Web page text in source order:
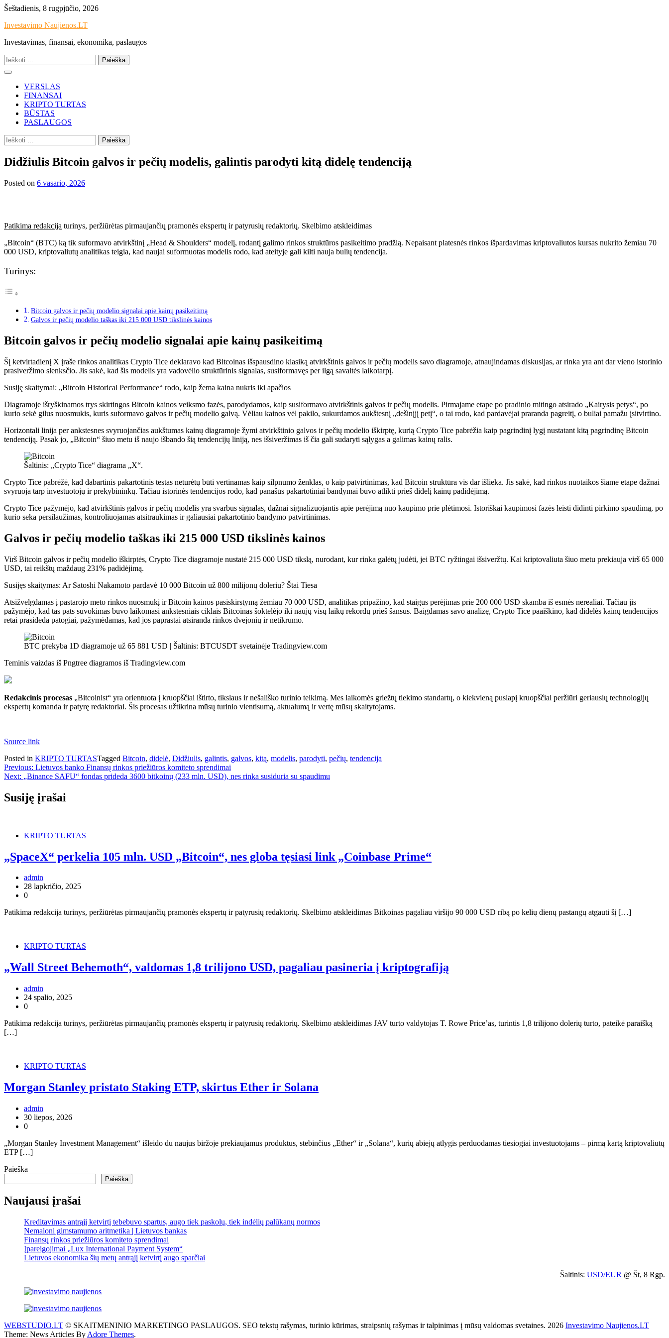
Skip
content
Šeštadienis, 8 rugpjūčio, 2026
Investavimo Naujienos.LT
Investavimas, finansai, ekonomika, paslaugos
Ieškoti:
VERSLAS
FINANSAI
KRIPTO TURTAS
BŪSTAS
PASLAUGOS
Ieškoti:
Didžiulis Bitcoin galvos ir pečių modelis, galintis parodyti kitą didelę tendenciją
Posted on 6 vasario, 2026
Patikima redakcija turinys, peržiūrėtas pirmaujančių pramonės ekspertų ir patyrusių redaktorių. Skelbimo atskleidimas
„Bitcoin“ (BTC) ką tik suformavo atvirkštinį „Head & Shoulders“ modelį, rodantį galimo rinkos struktūros pasikeitimo pradžią. Nepaisant platesnės rinkos išpardavimas kriptovaliutos kursas nukrito žemiau 70
000 USD, kriptovaliutų analitikas teigia, kad naujai suformuotas modelis rodo, kad ateityje gali kilti nauja bulių tendencija.
Turinys:
Bitcoin galvos ir pečių modelio signalai apie kainų pasikeitimą
Galvos ir pečių modelio taškas iki 215 000 USD tikslinės kainos
Bitcoin galvos ir pečių modelio signalai apie kainų pasikeitimą
Šį ketvirtadienį X įraše rinkos analitikas Crypto Tice deklaravo kad Bitcoinas išspausdino klasiką atvirkštinis galvos ir pečių modelis savo diagramoje, atnaujindamas diskusijas, ar rinka yra ant dar vieno istorinio
prasiveržimo slenksčio. Jis sakė, kad šis modelis yra vadovėlio struktūrinis signalas, susiformavęs per ilgą savaitės laikotarpį.
Susiję skaitymai: „Bitcoin Historical Performance“ rodo, kaip žema kaina nukris iki apačios
Diagramoje išryškinamos trys skirtingos Bitcoin kainos veiksmo fazės, parodydamos, kaip susiformavo atvirkštinis galvos ir pečių modelis. Pirmajame etape po pradinio mitingo atsirado „Kairysis petys“, po
kurio sekė gilus nuosmukis, kuris suformavo galvos ir pečių modelio galvą. Vėliau kainos vėl pakilo, sukurdamos aukštesnį „dešinįjį petį“, o tai rodo, kad pardavėjai praranda pagreitį, o buliai pamažu įsitvirtino.
Horizontali linija per ankstesnes svyruojančias aukštumas kainų diagramoje žymi atvirkštinio galvos ir pečių modelio iškirptę, kurią Crypto Tice pabrėžia kaip pagrindinį lygį nustatant kitą pagrindinę Bitcoin
tendenciją. Pasak jo, „Bitcoin“ šiuo metu iš naujo išbando šią tendencijų liniją, nes išsiveržimas iš čia gali sudaryti sąlygas a galimas kainų ralis.
Šaltinis: „Crypto Tice“ diagrama „X“.
Crypto Tice pabrėžė, kad dabartinis pakartotinis testas neturėtų būti vertinamas kaip silpnumo ženklas, o kaip patvirtinimas, kad Bitcoin struktūra vis dar išlieka. Jis sakė, kad rinkos nuotaikos šiame etape dažnai
svyruoja tarp investuotojų ir prekybininkų. Tačiau istorinės tendencijos rodo, kad panašūs pakartotiniai bandymai buvo atlikti prieš didelį kainų padidėjimą.
Crypto Tice pažymėjo, kad atvirkštinis galvos ir pečių modelis yra svarbus signalas, dažnai signalizuojantis apie perėjimą nuo kaupimo prie plėtimosi. Istoriškai kaupimosi fazės leisti didinti pirkimo spaudimą, po
kurio seka persilaužimas, kontroliuojamas atsitraukimas ir galiausiai pakartotinio bandymo patvirtinimas.
Galvos ir pečių modelio taškas iki 215 000 USD tikslinės kainos
Virš Bitcoin galvos ir pečių modelio iškirptės, Crypto Tice diagramoje nustatė 215 000 USD tikslą, nurodant, kur rinka galėtų judėti, jei BTC ryžtingai išsiveržtų. Kai kriptovaliuta šiuo metu prekiauja virš 65 000
USD, tai reikštų maždaug 231% padidėjimą.
Susijęs skaitymas: Ar Satoshi Nakamoto pardavė 10 000 Bitcoin už 800 milijonų dolerių? Štai Tiesa
Atsižvelgdamas į pastarojo meto rinkos nuosmukį ir Bitcoin kainos pasiskirstymą žemiau 70 000 USD, analitikas pripažino, kad staigus perėjimas prie 200 000 USD skamba iš esmės nerealiai. Tačiau jis
pažymėjo, kad tas pats suvokimas buvo laikomasi ankstesniais ciklais Bitcoinas šoktelėjo iki naujų visų laikų rekordų prieš šansus. Baigdamas savo analizę, Crypto Tice paaiškino, kad didelės kainų tendencijos
retai prasideda patogiai, pažymėdamas, kad jos paprastai atsiranda rinkos dvejonių ir netikrumo.
BTC prekyba 1D diagramoje už 65 881 USD | Šaltinis: BTCUSDT svetainėje Tradingview.com
Teminis vaizdas iš Pngtree diagramos iš Tradingview.com
Redakcinis procesas „Bitcoinist“ yra orientuota į kruopščiai ištirto, tikslaus ir nešališko turinio teikimą. Mes laikomės griežtų tiekimo standartų, o kiekvieną puslapį kruopščiai peržiūri geriausių technologijų
ekspertų komanda ir patyrę redaktoriai. Šis procesas užtikrina mūsų turinio vientisumą, aktualumą ir vertę mūsų skaitytojams.
Source link
Posted in KRIPTO TURTASTagged Bitcoin, didelė, Didžiulis, galintis, galvos, kitą, modelis, parodyti, pečių, tendencija
Navigacija
tarp
įrašų
Previous: Lietuvos banko Finansų rinkos priežiūros komiteto sprendimai
Next: „Binance SAFU“ fondas prideda 3600 bitkoinų (233 mln. USD), nes rinka susiduria su spaudimu
Susiję įrašai
KRIPTO TURTAS
„SpaceX“ perkelia 105 mln. USD „Bitcoin“, nes globa tęsiasi link „Coinbase Prime“
admin
28 lapkričio, 2025
0
Patikima redakcija turinys, peržiūrėtas pirmaujančių pramonės ekspertų ir patyrusių redaktorių. Skelbimo atskleidimas Bitkoinas pagaliau viršijo 90 000 USD ribą po kelių dienų pastangų atgauti šį […]
KRIPTO TURTAS
„Wall Street Behemoth“, valdomas 1,8 trilijono USD, pagaliau pasineria į kriptografiją
admin
24 spalio, 2025
0
Patikima redakcija turinys, peržiūrėtas pirmaujančių pramonės ekspertų ir patyrusių redaktorių. Skelbimo atskleidimas JAV turto valdytojas T. Rowe Price’as, turintis 1,8 trilijono dolerių turto, pateikė paraišką
[…]
KRIPTO TURTAS
Morgan Stanley pristato Staking ETP, skirtus Ether ir Solana
admin
30 liepos, 2026
0
„Morgan Stanley Investment Management“ išleido du naujus biržoje prekiaujamus produktus, stebinčius „Ether“ ir „Solana“, kurių abiejų atlygis perduodamas tiesiogiai investuotojams – pirmą kartą kriptovaliutų
ETP […]
Paieška
Paieška
Naujausi įrašai
Kreditavimas antrąjį ketvirtį tebebuvo spartus, augo tiek paskolų, tiek indėlių palūkanų normos
Nemaloni gimstamumo aritmetika | Lietuvos bankas
Finansų rinkos priežiūros komiteto sprendimai
Įpareigojimai „Lux International Payment System“
Lietuvos ekonomika šių metų antrąjį ketvirtį augo sparčiai
Šaltinis: USD/EUR @ Št, 8 Rgp.
WEBSTUDIO.LT © SKAITMENINIO MARKETINGO PASLAUGOS. SEO tekstų rašymas, turinio kūrimas, straipsnių rašymas ir talpinimas į mūsų valdomas svetaines. 2026 Investavimo Naujienos.LT
Theme: News Articles By Adore Themes.